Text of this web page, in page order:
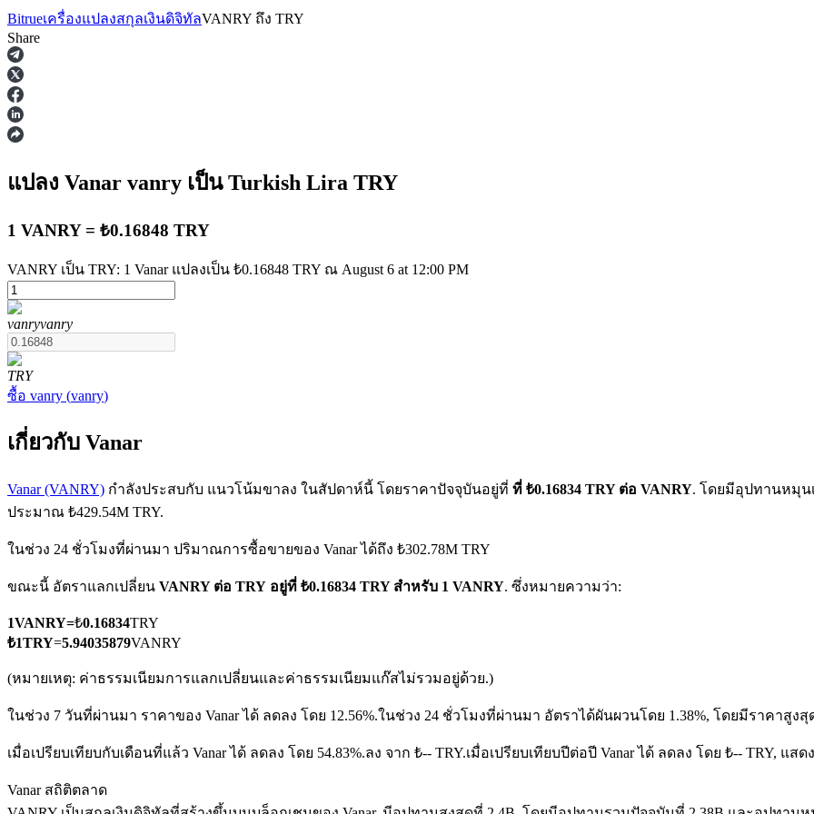
ฟิวเจอร์ส
ฟิวเจอร์ส USDT
ฟิวเจอร์ส COIN-M
ฟิวเจอร์สสกุลเงินดิจิทัล
Bitrueเครื่องแปลงสกุลเงินดิจิทัลVANRY ถึง TRY
Share
แปลง Vanar vanry เป็น Turkish Lira TRY
1 VANRY = ₺0.16848 TRY
VANRY เป็น TRY: 1 Vanar แปลงเป็น ₺0.16848 TRY ณ August 6 at 12:00 PM
vanryvanry
TRY
ซื้อ vanry (vanry)
เกี่ยวกับ Vanar
Vanar (VANRY) กำลังประสบกับ แนวโน้มขาลง ในสัปดาห์นี้ โดยราคาปัจจุบันอยู่ที่ ที่ ₺0.16834 TRY ต่อ VANRY. โดยมีอุปทานหมุน
ประมาณ ₺429.54M TRY.
ในช่วง 24 ชั่วโมงที่ผ่านมา ปริมาณการซื้อขายของ Vanar ได้ถึง ₺302.78M TRY
ขณะนี้ อัตราแลกเปลี่ยน VANRY ต่อ TRY อยู่ที่ ₺0.16834 TRY สำหรับ 1 VANRY. ซึ่งหมายความว่า:
1VANRY=₺0.16834TRY
₺1TRY=5.94035879VANRY
(หมายเหตุ: ค่าธรรมเนียมการแลกเปลี่ยนและค่าธรรมเนียมแก๊สไม่รวมอยู่ด้วย.)
ในช่วง 7 วันที่ผ่านมา ราคาของ Vanar ได้ ลดลง โดย 12.56%.ในช่วง 24 ชั่วโมงที่ผ่านมา อัตราได้ผันผวนโดย 1.38%, โดยมีราคาสูงสุ
เมื่อเปรียบเทียบกับเดือนที่แล้ว Vanar ได้ ลดลง โดย 54.83%.ลง จาก ₺-- TRY.เมื่อเปรียบเทียบปีต่อปี Vanar ได้ ลดลง โดย ₺-- TRY, แส
Vanar สถิติตลาด